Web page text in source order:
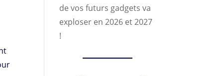
de vos futurs gadgets va
exploser en 2026 et 2027
!